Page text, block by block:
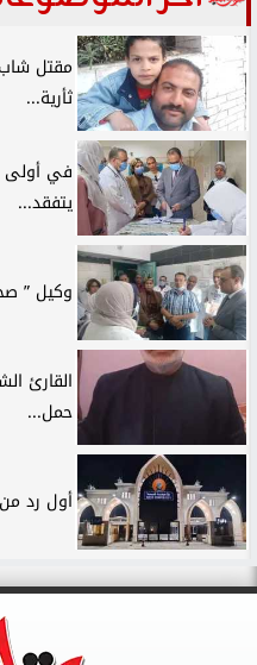
مقتل
ثأرية...
في أولى
يتفقد...
وكيل ”
القارئ
حمل...
أول رد